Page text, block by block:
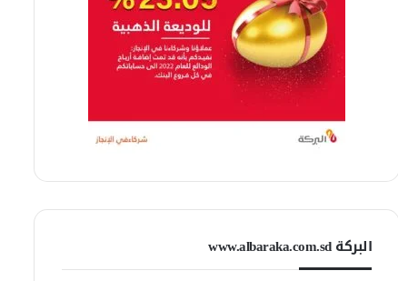
البركة www.albaraka.com.sd